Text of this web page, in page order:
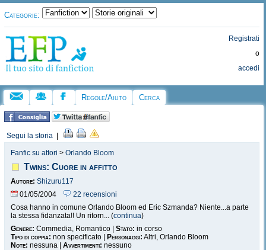
Categorie:
Registrati
o
accedi
Regole/Aiuto Cerca
Segui la storia
Fanfic su attori > Orlando Bloom
Twins: Cuore in affitto
Autore: Shizuru117
01/05/2004
22 recensioni
Cosa hanno in comune Orlando Bloom ed Eric Szmanda? Niente...a parte
la stessa fidanzata!! Un ritorn... (continua)
Genere: Commedia, Romantico | Stato: in corso
Tipo di coppia: non specificato | Personaggi: Altri, Orlando Bloom
Note: nessuna | Avvertimenti: nessuno